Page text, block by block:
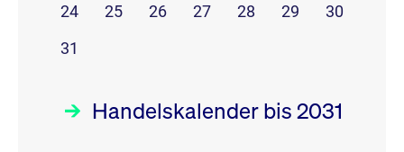
24
25 26 27 28 29
30
31
Handelskalender bis 2031